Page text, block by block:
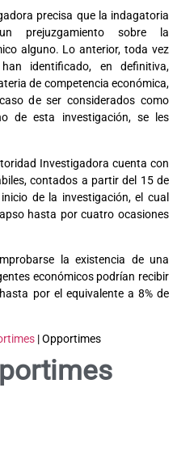
precisa que la indagatoria
prejuzgamiento sobre la
alguno. Lo anterior, toda vez
identificado, en definitiva,
de competencia económica,
de ser considerados como
de esta investigación, se les
Investigadora cuenta con
contados a partir del 15 de
de la investigación, el cual
hasta por cuatro ocasiones
la existencia de una
económicos podrían recibir
por el equivalente a 8% de
| Opportimes